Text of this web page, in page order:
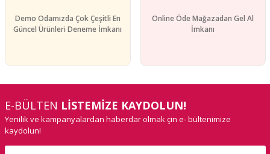
Demo Odamızda Çok Çeşitli En
Güncel Ürünleri Deneme İmkanı
Online Öde Mağazadan Gel Al
İmkanı
E-BÜLTEN LİSTEMİZE KAYDOLUN!
Yenilik ve kampanyalardan haberdar olmak çin e- bültenimize
kaydolun!